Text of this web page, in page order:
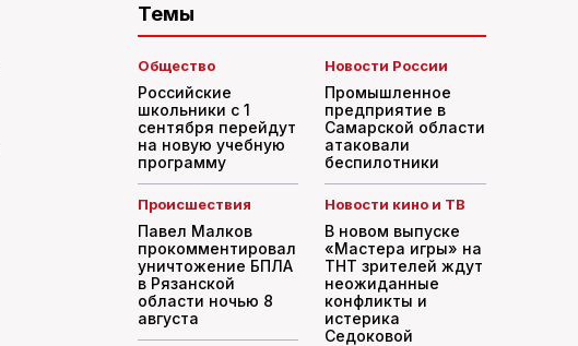
Темы
Общество
Российские
школьники с 1
сентября перейдут
на новую учебную
программу
Новости России
Промышленное
предприятие в
Самарской области
атаковали
беспилотники
Происшествия
Павел Малков
прокомментировал
уничтожение БПЛА
в Рязанской
области ночью 8
августа
Новости кино и ТВ
В новом выпуске
«Мастера игры» на
ТНТ зрителей ждут
неожиданные
конфликты и
истерика
Седоковой